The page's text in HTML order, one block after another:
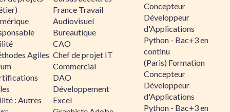
Agiles
: Autres
France Travail
Audiovisuel
Bureautique
CAO
Chef de projet IT
Commercial
DAO
Développement
Excel
Concepteur
Développeur
d'Applications
Python - Bac+3 en
continu
(Paris) Formation
Concepteur
Développeur
d'Applications
Python - Bac+3 en